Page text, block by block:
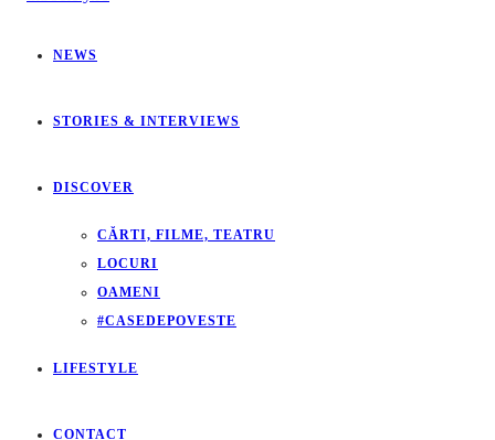
NEWS
STORIES & INTERVIEWS
DISCOVER
CĂRTI, FILME, TEATRU
LOCURI
OAMENI
#CASEDEPOVESTE
LIFESTYLE
CONTACT